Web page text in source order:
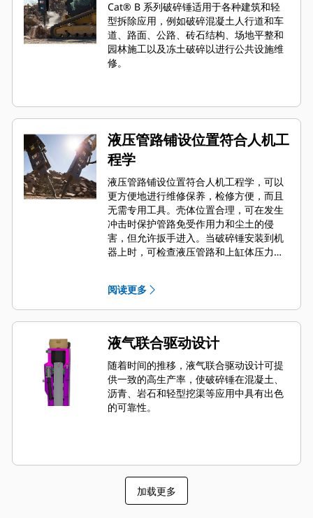
Cat® B 系列破碎锤适用于各种建筑和轻
型拆除应用，例如破碎混凝土人行道和车
道、路面、公路、砖石结构、场地平整和
园林施工以及冻土破碎以进行公共设施维
修。
液压管路铺设位置符合人机工
程学
液压管路铺设位置符合人机工程学，可以
更方便地进行维修保养，检修方便，而且
无需专用工具。壳体位置合理，可在发生
冲击时保护管路免受作用力和尘土的侵
害，但允许扳手进入。当破碎锤安装到机
器上时，可检查液压管路和上缸体压力并
阅读更多
液气联合驱动设计
随着时间的推移，液气联合驱动设计可提
供一致的高生产率，使破碎锤在混凝土、
沥青、岩石和轻型挖渠等应用中具有出色
的可靠性。
加载更多